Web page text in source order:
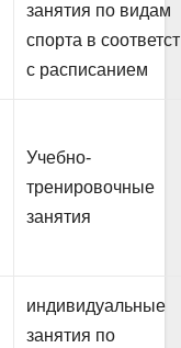
занятия по видам
спорта в
с расписанием
Учебно-
тренировочные
занятия
индивидуальные
занятия по